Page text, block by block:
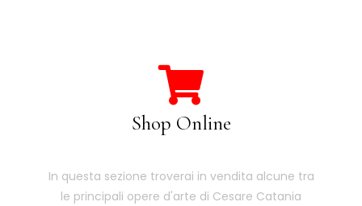
Shop Online
In questa sezione troverai in vendita alcune tra
le principali opere d'arte di Cesare Catania